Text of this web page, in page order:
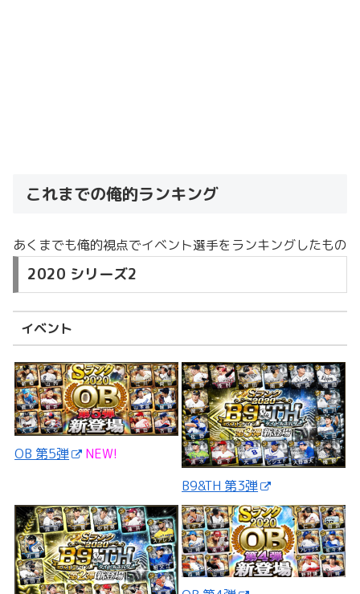
これまでの俺的ランキング
あくまでも俺的視点でイベント選手をランキングしたもの
2020 シリーズ2
イベント
OB 第5弾
NEW!
B9&TH 第3弾